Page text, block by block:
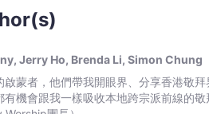
Jerry Ho, Brenda Li, Simon Chung
蒙者，他們帶我開眼界、分享香港敬
機會跟我一樣吸收本地跨宗派前線的